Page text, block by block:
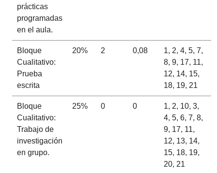
prácticas
programadas
en el aula.
Bloque
Cualitativo:
Prueba
escrita
20% 2 0,08
1, 2, 4, 5, 7,
8, 9, 17, 11,
12, 14, 15,
18, 19, 21
Bloque
Cualitativo:
Trabajo de
investigación
en grupo.
25% 0 0
1, 2, 10, 3,
4, 5, 6, 7, 8,
9, 17, 11,
12, 13, 14,
15, 18, 19,
20, 21